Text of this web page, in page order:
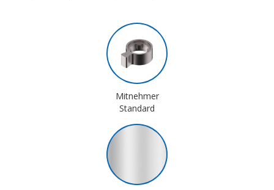
Mitnehmer
Standard